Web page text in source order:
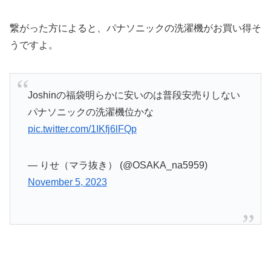
繋がった方によると、パナソニックの洗濯機がお買い得そ
うですよ。
Joshinの福袋明らかに安いのは普段安売りしない
パナソニックの洗濯機位かな
pic.twitter.com/1IKfj6lFQp
— りせ（マラ抜き） (@OSAKA_na5959)
November 5, 2023